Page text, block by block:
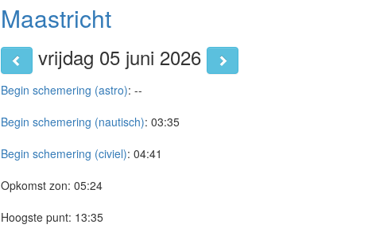
Maastricht
vrijdag 05 juni 2026
Begin schemering (astro): --
Begin schemering (nautisch): 03:35
Begin schemering (civiel): 04:41
Opkomst zon: 05:24
Hoogste punt: 13:35